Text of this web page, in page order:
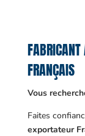
FRANÇAIS
Vous
Faites
exportateur